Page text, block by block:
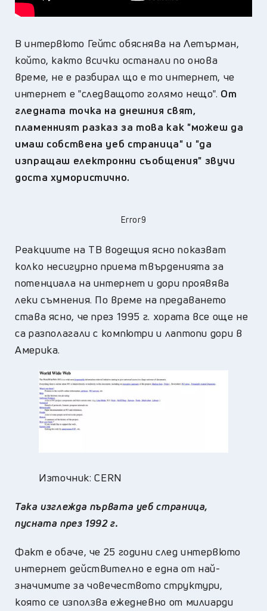
В интервюто Гейтс обяснява на Летърман,
който, както всички останали по онова
време, не е разбирал що е то интернет, че
интернет е "следващото голямо нещо". От
гледната точка на днешния свят,
пламенният разказ за това как "можеш да
имаш собствена уеб страница" и "да
изпращаш електронни съобщения" звучи
доста хумористично.
Error9
Реакциите на ТВ водещия ясно показват
колко несигурно приема твърденията за
потенциала на интернет и дори проявява
леки съмнения. По време на предаването
става ясно, че през 1995 г. хората все още не
са разполагали с компютри и лаптопи дори в
Америка.
Източник: CERN
Така изглежда първата уеб страница,
пусната през 1992 г.
Факт е обаче, че 25 години след интервюто
интернет действително е една от най-
значимите за човечеството структури,
която се използва ежедневно от милиарди